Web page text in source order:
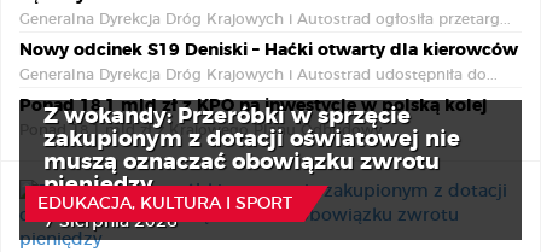
Generalna Dyrekcja Dróg Krajowych i Autostrad ogłosiła przetarg...
Nowy odcinek S19 Deniski – Haćki otwarty dla kierowców
Generalna Dyrekcja Dróg Krajowych i Autostrad udostępniła do...
Ponad 18,1 mld zł z KPO na inwestycje w polską kolej
Ponad 18,1 mld zł z Krajowego Planu Odbudowy...
EDUKACJA, KULTURA I SPORT
Z wokandy: Przeróbki w sprzęcie
zakupionym z dotacji oświatowej nie
muszą oznaczać obowiązku zwrotu
pieniędzy
7 Sierpnia 2026